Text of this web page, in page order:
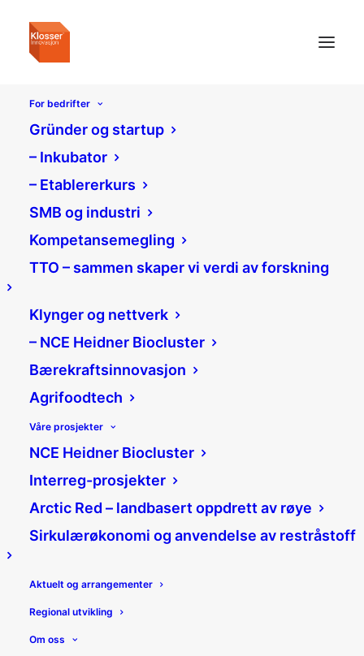
For bedrifter
Gründer og startup
– Inkubator
– Etablererkurs
SMB og industri
Kompetansemegling
TTO – sammen skaper vi verdi av forskning
Klynger og nettverk
– NCE Heidner Biocluster
Bærekraftsinnovasjon
Agrifoodtech
Våre prosjekter
NCE Heidner Biocluster
Interreg-prosjekter
Arctic Red – landbasert oppdrett av røye
Sirkulærøkonomi og anvendelse av restråstoff
Aktuelt og arrangementer
Regional utvikling
Om oss
Cyber Security
Program ble en
suksess
12/09/2023 |
Thomas Moss
Del: